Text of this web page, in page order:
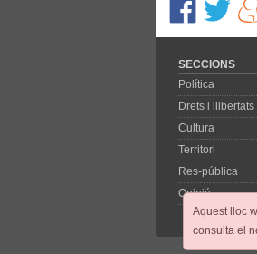
Aquest lloc
consulta el
SECCIONS
Política
Drets i llibertats
Cultura
Territori
Res-pública
Opinió